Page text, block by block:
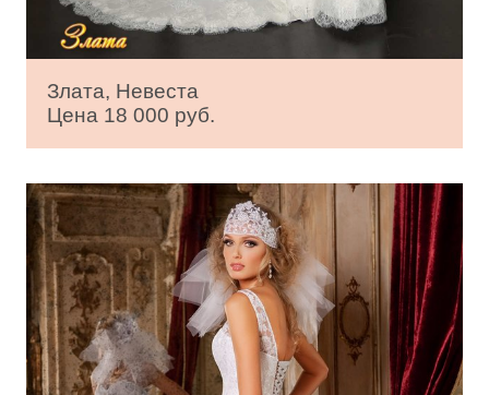
Злата, Невеста
Цена 18 000 руб.